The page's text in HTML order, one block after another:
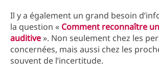
Il y a également un grand besoin
la question « Comment reconnaître
auditive». Non seulement chez les
concernées, mais aussi chez les
souvent de l’incertitude.